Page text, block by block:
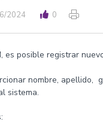
2024 0
es posible registrar
nombre, apellido,
sistema.